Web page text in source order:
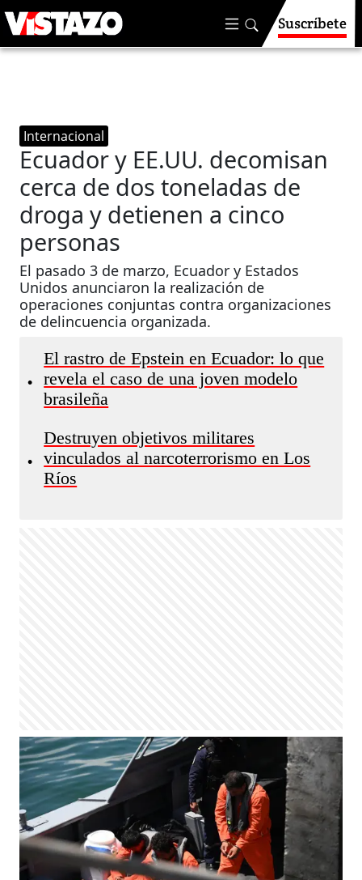
Suscríbete
Internacional
Ecuador y EE.UU. decomisan
cerca de dos toneladas de
droga y detienen a cinco
personas
El pasado 3 de marzo, Ecuador y Estados
Unidos anunciaron la realización de
operaciones conjuntas contra organizaciones
de delincuencia organizada.
•
El rastro de Epstein en Ecuador: lo que
revela el caso de una joven modelo
brasileña
•
Destruyen objetivos militares
vinculados al narcoterrorismo en Los
Ríos